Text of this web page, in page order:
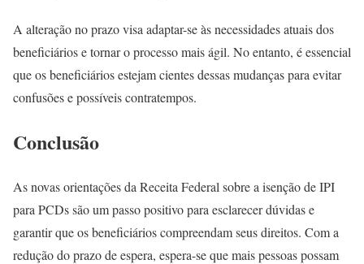
A alteração no prazo visa adaptar-se às necessidades atuais dos
beneficiários e tornar o processo mais ágil. No entanto, é essencial
que os beneficiários estejam cientes dessas mudanças para evitar
confusões e possíveis contratempos.
Conclusão
As novas orientações da Receita Federal sobre a isenção de IPI
para PCDs são um passo positivo para esclarecer dúvidas e
garantir que os beneficiários compreendam seus direitos. Com a
redução do prazo de espera, espera-se que mais pessoas possam